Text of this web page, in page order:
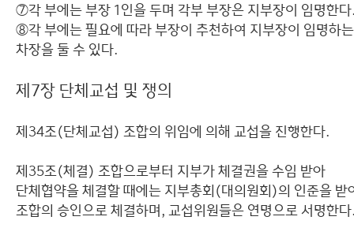
⑦각 부에는 부장 1인을 두며 각부 부장은 지부장이 임명한
⑧각 부에는 필요에 따라 부장이 추천하여 지부장이 임명하는
차장을 둘 수 있다.
제7장 단체교섭 및 쟁의
제34조(단체교섭) 조합의 위임에 의해 교섭을 진행한다.
제35조(체결) 조합으로부터 지부가 체결권을 수임 받아
단체협약을 체결할 때에는 지부총회(대의원회)의 인준을 받
조합의 승인으로 체결하며, 교섭위원들은 연명으로 서명한